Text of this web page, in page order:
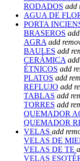
RODADOS add
AGUA DE
PORTA
BRASEROS add
AGRA add
BAULES add
CERÁMICA add
ÉTNICOS add
PLATOS add
REFLUJO add
TABLAS add
TORRES add
QUEMADOR
QUEMADOR
VELAS add
VELAS DE
VELAS DE TE
VELAS